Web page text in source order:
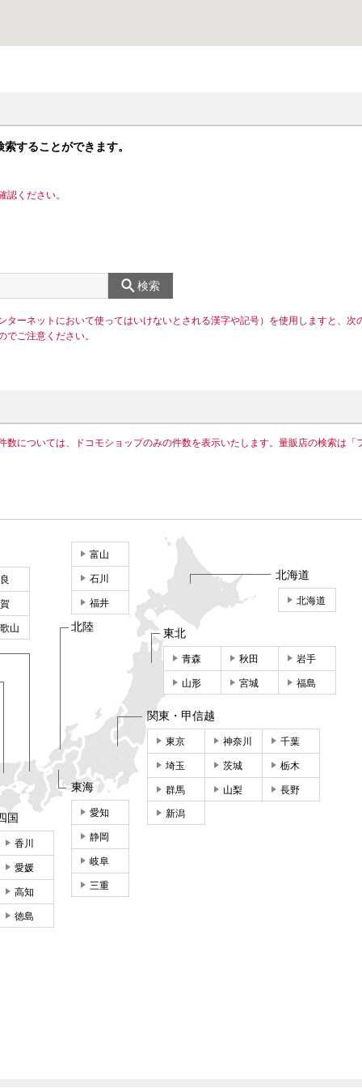
することができます。
認ください。
検索
ターネットにおいて使ってはいけないとされる漢字や記号）を使用しますと、次
ご注意ください。
数については、ドコモショップのみの件数を表示いたします。量販店の検索は「
北海道
北海道
東北
青森 秋田 岩手
山形 宮城 福島
関東・甲信越
東京 神奈川 千葉
埼玉 茨城 栃木
群馬 山梨 長野
新潟
東海
愛知
静岡
岐阜
三重
富山
石川
福井
北陸
山
国
香川
愛媛
高知
徳島